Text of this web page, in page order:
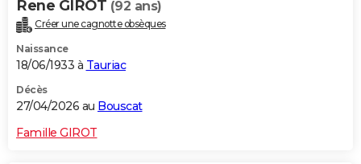
Rene GIROT (92 ans)
Créer une cagnotte obsèques
Naissance
18/06/1933 à Tauriac
Décès
27/04/2026 au Bouscat
Famille GIROT